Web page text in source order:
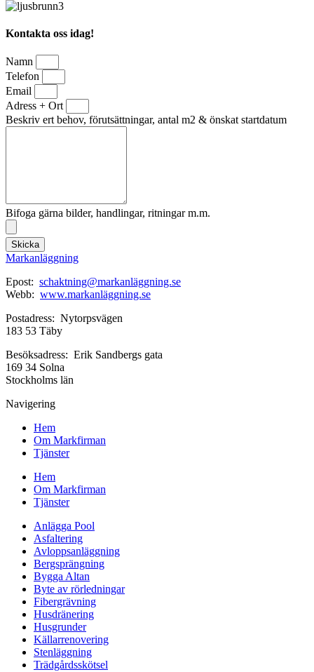
Kontakta oss idag!
Namn
Telefon
Email
Adress + Ort
Beskriv ert behov, förutsättningar, antal m2 & önskat startdatum
Bifoga gärna bilder, handlingar, ritningar m.m.
Skicka
Markanläggning
Epost: schaktning@markanläggning.se
Webb: www.markanläggning.se
Postadress: Nytorpsvägen
183 53 Täby
Besöksadress: Erik Sandbergs gata
169 34 Solna
Stockholms län
Navigering
Hem
Om Markfirman
Tjänster
Hem
Om Markfirman
Tjänster
Anlägga Pool
Asfaltering
Avloppsanläggning
Bergsprängning
Bygga Altan
Byte av rörledningar
Fibergrävning
Husdränering
Husgrunder
Källarrenovering
Stenläggning
Trädgårdsskötsel